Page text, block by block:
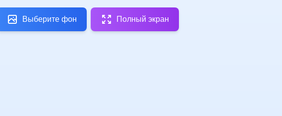
Выберите фон Полный экран